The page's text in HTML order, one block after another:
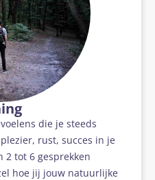
die je steeds
rust, succes in je
2 tot 6 gesprekken
hoe jij jouw natuurlijke